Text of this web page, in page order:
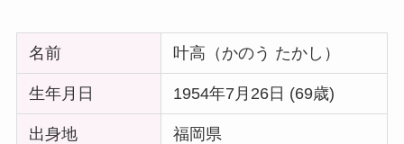
名前 叶高（かのう たかし）
生年月日 1954年7月26日 (69歳)
出身地 福岡県